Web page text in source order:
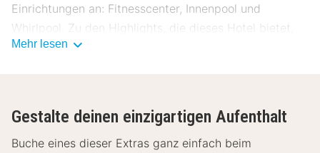
Einrichtungen an: Fitnesscenter, Innenpool und
Whirlpool. Zu den Highlights, die dieses Hotel bietet,
gehören zudem kostenloses WLAN, ein Concierge-
Sophias, einem Restaurant mit Schwerpunkt auf
mediterrane Küche. Oder bleib gemütlich auf deinem
Mehr lesen
Gestalte deinen einzigartigen Aufenthalt
Buche eines dieser Extras ganz einfach beim